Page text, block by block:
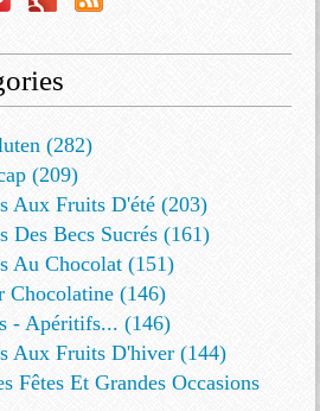
(282)
(209)
Aux Fruits D'été (203)
Des Becs Sucrés (161)
Au Chocolat (151)
Chocolatine (146)
- Apéritifs... (146)
Aux Fruits D'hiver (144)
Fêtes Et Grandes Occasions